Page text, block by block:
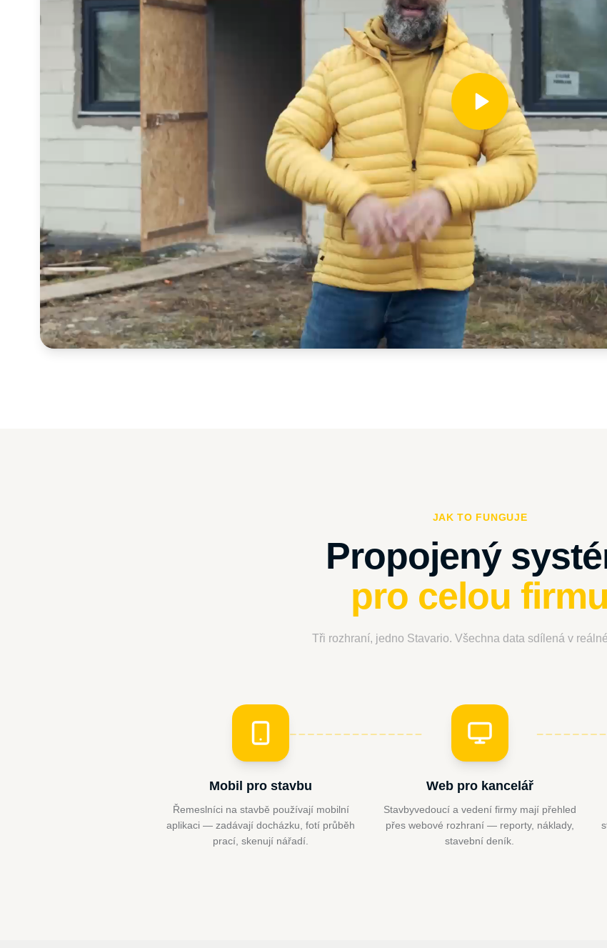
JAK TO FUNGUJE
pro celou firmu
Tři rozhraní, jedno Stavario. Všechna data sdílená v
Mobil pro stavbu
Řemeslníci na stavbě používají mobilní
aplikaci — zadávají docházku, fotí průběh
prací, skenují nářadí.
Web pro kancelář
Stavbyvedoucí a vedení firmy mají přehled
přes webové rozhraní — reporty, náklady,
stavební deník.